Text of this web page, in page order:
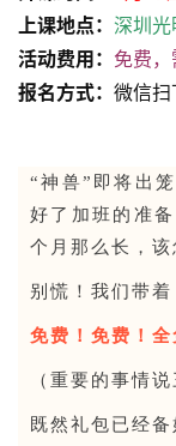
上课地点： 深圳光
活动费用： 免费
报名方式： 微信扫
“神兽”即将出
好了加班的准
个月那么长，该
别慌！我们带
免费！免费！全
（重要的事情
既然礼包已经